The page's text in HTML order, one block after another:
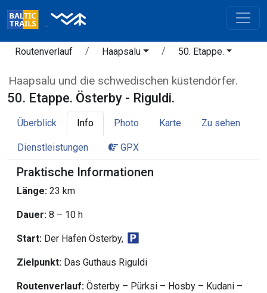
Routenverlauf Haapsalu 50. Etappe.
Haapsalu und die schwedischen küstendörfer.
50. Etappe. Österby - Riguldi.
Überblick Info Photo Karte Zu sehen
Dienstleistungen GPX
Praktische Informationen
Länge: 23 km
Dauer: 8 – 10 h
Start: Der Hafen Österby,
Zielpunkt: Das Guthaus Riguldi
Routenverlauf: Österby – Pürksi – Hosby – Kudani –